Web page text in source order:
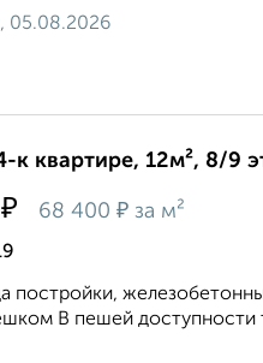
05.08.2026
к квартире, 12м², 8/9
₽ 68 400 ₽ за м²
постройки,
В пешей доступности